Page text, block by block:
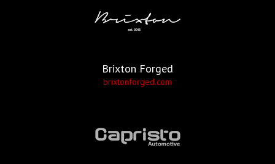
Brixton Forged
brixtonforged.com